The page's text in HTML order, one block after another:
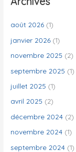
c
h
:
août 2026 (1)
janvier 2026 (1)
novembre 2025 (2)
septembre 2025 (1)
juillet 2025 (1)
avril 2025 (2)
décembre 2024 (2)
novembre 2024 (1)
septembre 2024 (1)